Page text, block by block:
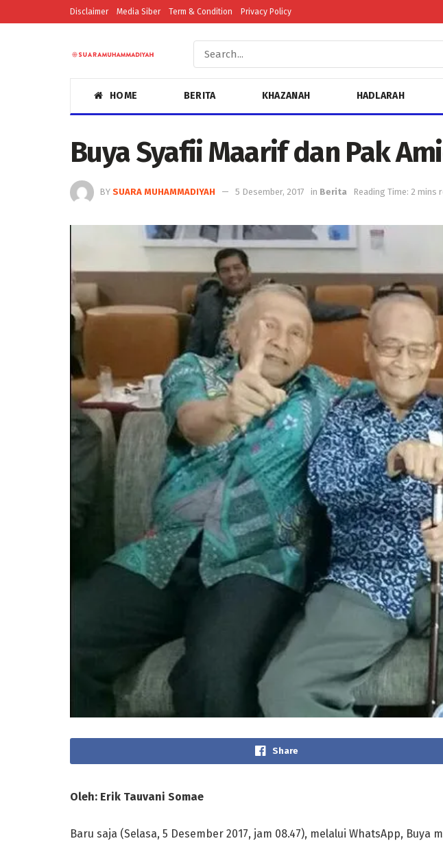
Disclaimer Media Siber Term & Condition Privacy Policy
HOME BERITA KHAZANAH HADLARAH
Buya Syafii Maarif dan Pak
BY SUARA MUHAMMADIYAH 5 Desember, 2017 in Berita Reading Time: 2 mins
Share
Oleh: Erik Tauvani Somae
Baru saja (Selasa, 5 Desember 2017, jam 08.47), melalui WhatsApp, Buya